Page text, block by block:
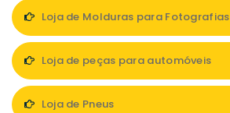
Loja de Molduras para Fotografias
Loja de peças para automóveis
Loja de Pneus